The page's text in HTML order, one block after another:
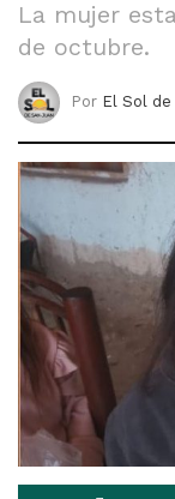
La mujer
de octubre.
Por El Sol de